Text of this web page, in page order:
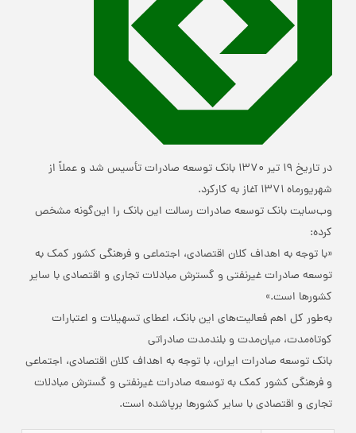
در تاریخ 19 تیر 1370 بانک توسعه صادرات تأسیس شد و عملاً از
شهریورماه 1371 آغاز به کارکرد.
وب‌سایت بانک توسعه صادرات رسالت این بانک را این‌گونه مشخص
کرده:
«با توجه به اهداف کلان اقتصادی، اجتماعی و فرهنگی کشور کمک به
توسعه صادرات غیرنفتی و گسترش مبادلات تجاری و اقتصادی با سایر
کشورها است.»
به‌طور کل اهم فعالیت‌های این بانک، اعطای تسهیلات و اعتبارات
کوتاه‌مدت، میان‌مدت و بلندمدت صادراتی
بانک توسعه صادرات ایران، با توجه به اهداف کلان اقتصادی، اجتماعی
و فرهنگی کشور کمک به توسعه صادرات غیرنفتی و گسترش مبادلات
تجاری و اقتصادی با سایر کشورها برپاشده است.